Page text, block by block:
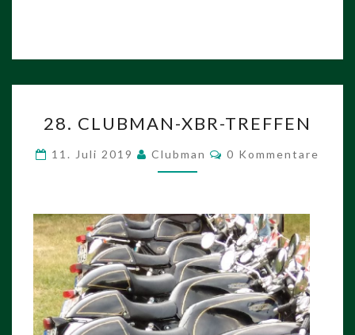
CLUBMAN-
XBR-
TREFFEN
28. CLUBMAN-XBR-TREFFEN
11. Juli 2019 Clubman Kommentare
0 Kommentare